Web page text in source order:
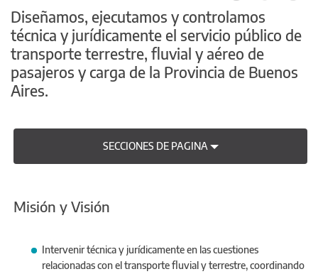
Diseñamos, ejecutamos y controlamos
técnica y jurídicamente el servicio público de
transporte terrestre, fluvial y aéreo de
pasajeros y carga de la Provincia de Buenos
Aires.
SECCIONES DE PAGINA
Misión y Visión
Intervenir técnica y jurídicamente en las cuestiones
relacionadas con el transporte fluvial y terrestre, coordinando